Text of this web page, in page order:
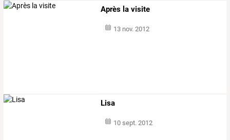
Après la visite
13 nov. 2012
Lisa
10 sept. 2012